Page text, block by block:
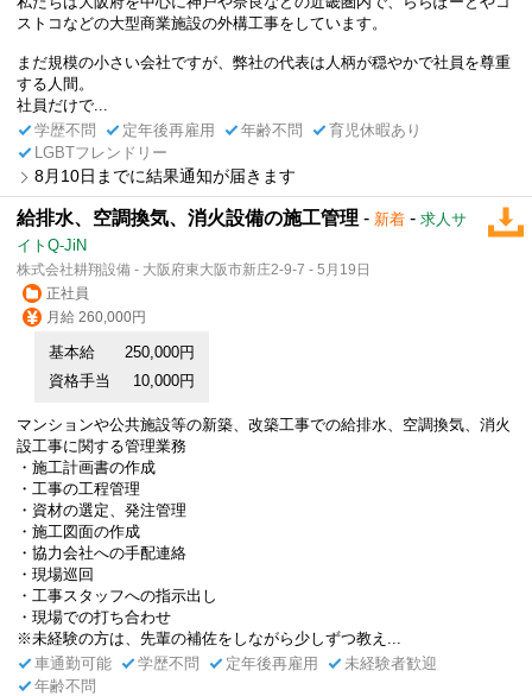
ストコなどの大型商業施設の外構工事をしています。
まだ規模の小さい会社ですが、弊社の代表は人柄が穏やかで社員を尊重
する人間。
社員だけで...
学歴不問
定年後再雇用 年齢不問
育児休暇あり
LGBTフレンドリー
8月10日までに結果通知が届きます
給排水、空調換気、消火設備の施工管理 - 新着 - 求人サ
イトQ-JiN
株式会社耕翔設備 - 大阪府東大阪市新庄2-9-7 - 5月19日
正社員
月給 260,000円
基本給
250,000円
資格手当
10,000円
マンションや公共施設等の新築、改築工事での給排水、空調換気、消火
設工事に関する管理業務
・施工計画書の作成
・工事の工程管理
・資材の選定、発注管理
・施工図面の作成
・協力会社への手配連絡
・現場巡回
・工事スタッフへの指示出し
・現場での打ち合わせ
※未経験の方は、先輩の補佐をしながら少しずつ教え...
車通勤可能
学歴不問 定年後再雇用
未経験者歓迎
年齢不問